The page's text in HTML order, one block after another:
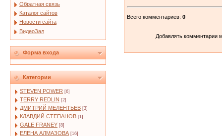
Обратная связь
Каталог сайтов
Новости сайта
ВидеоЗал
Форма входа
Категории
STEVEN POWER [6]
TERRY REDLIN [2]
ДМИТРИЙ МЕЛЕНТЬЕВ [3]
КЛАВДИЙ СТЕПАНОВ [1]
GALE FRANEY [8]
ЕЛЕНА АЛМАЗОВА [16]
Всего комментариев: 0
Добавлять комментарии